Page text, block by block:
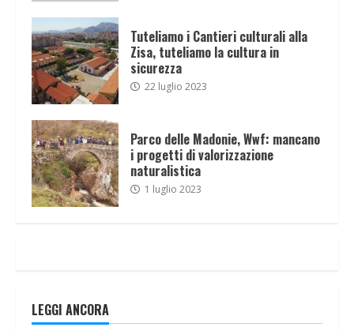
Tuteliamo i Cantieri culturali alla
Zisa, tuteliamo la cultura in
sicurezza
22 luglio 2023
Parco delle Madonie, Wwf: mancano
i progetti di valorizzazione
naturalistica
1 luglio 2023
LEGGI ANCORA